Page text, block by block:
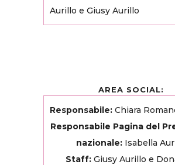
Aurillo e Giusy Aurillo
AREA SOCIAL:
Responsabile: Chiara
Responsabile Pagina del
nazionale:Isabella
Staff:Giusy Aurillo e